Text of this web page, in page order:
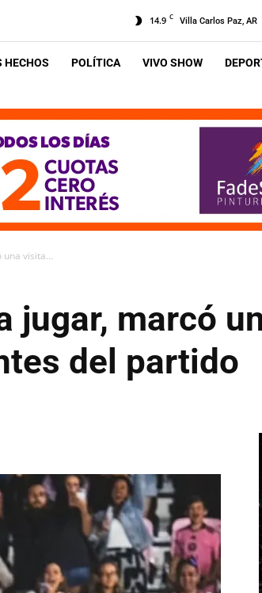
14.9 C Villa Carlos Paz, AR
HECHOS POLÍTICA VIVO SHOW
una visita...
jugar, marcó
del partido